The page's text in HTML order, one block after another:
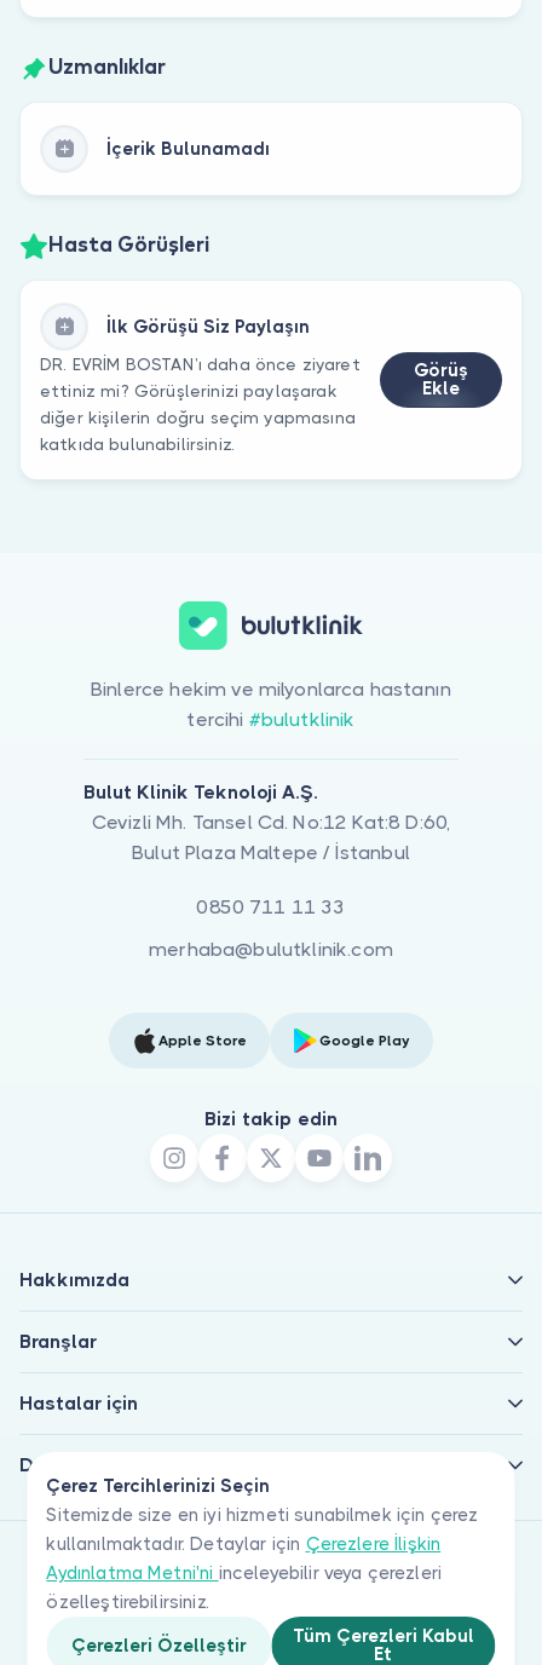
Uzmanlıklar
İçerik Bulunamadı
Hasta Görüşleri
İlk Görüşü Siz Paylaşın
DR. EVRİM BOSTAN’ı daha önce ziyaret
ettiniz mi? Görüşlerinizi paylaşarak
diğer kişilerin doğru seçim yapmasına
katkıda bulunabilirsiniz.
Görüş
Ekle
Çerez Tercihlerinizi Seçin
Sitemizde size en iyi hizmeti sunabilmek için çerez
kullanılmaktadır. Detaylar için Çerezlere İlişkin
Aydınlatma Metni'ni inceleyebilir veya çerezleri
özelleştirebilirsiniz.
Çerezleri Özelleştir
Tüm Çerezleri Kabul
Et
Binlerce hekim ve milyonlarca hastanın
tercihi #bulutklinik
Bulut Klinik Teknoloji A.Ş.
Cevizli Mh. Tansel Cd. No:12 Kat:8 D:60,
Bulut Plaza Maltepe / İstanbul
0850 711 11 33
merhaba@bulutklinik.com
Apple Store Google Play
Bizi takip edin
Hakkımızda
Branşlar
Hastalar için
Doktorlar için